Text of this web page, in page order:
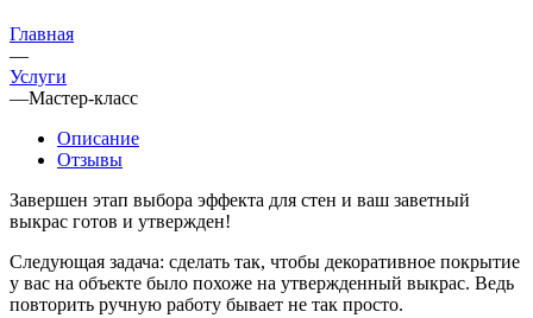
Главная
—
Услуги
—Мастер-класс
Описание
Отзывы
Завершен этап выбора эффекта для стен и ваш заветный
выкрас готов и утвержден!
Следующая задача: сделать так, чтобы декоративное покрытие
у вас на объекте было похоже на утвержденный выкрас. Ведь
повторить ручную работу бывает не так просто.